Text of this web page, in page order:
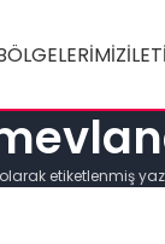
etiketlenmiş